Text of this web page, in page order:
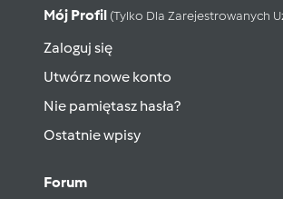
Mój Profil (tylko Dla Zarejestrowanych
Zaloguj się
Utwórz nowe konto
Nie pamiętasz hasła?
Ostatnie wpisy
Forum